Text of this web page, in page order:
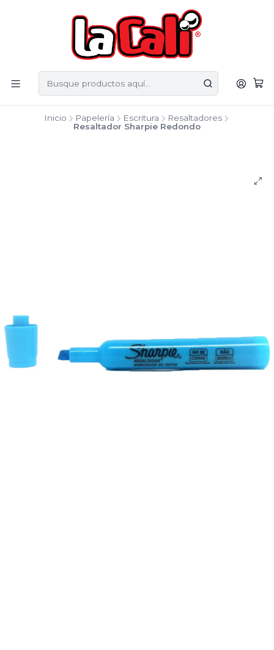
Inicio Papelería Escritura
Resaltadores
Resaltador Sharpie Redondo